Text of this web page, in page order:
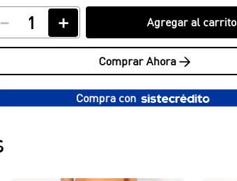
＋
－ Agregar al carrito
Comprar Ahora >
Compra con